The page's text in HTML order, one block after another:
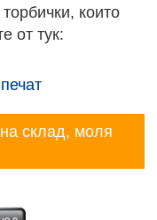
които
от тук:
склад, моля